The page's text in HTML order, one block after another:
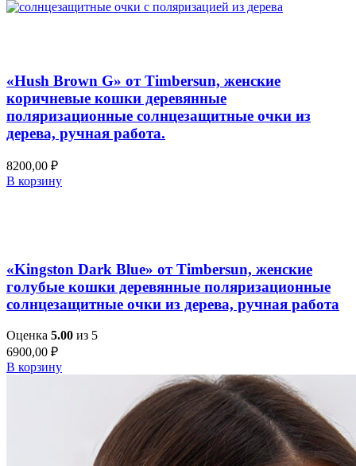
«Hush Brown G» от Timbersun, женские
коричневые кошки деревянные
поляризационные солнцезащитные очки из
дерева, ручная работа.
8200,00 ₽
В корзину
«Kingston Dark Blue» от Timbersun, женские
голубые кошки деревянные поляризационные
солнцезащитные очки из дерева, ручная работа
Оценка 5.00 из 5
6900,00 ₽
В корзину